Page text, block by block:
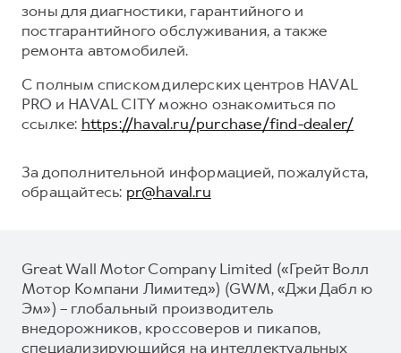
зоны для диагностики, гарантийного и
постгарантийного обслуживания, а также
ремонта автомобилей.
С полным списком дилерских центров HAVAL
PRO и HAVAL CITY можно ознакомиться по
ссылке: https://haval.ru/purchase/find-dealer/
За дополнительной информацией, пожалуйста,
обращайтесь: pr@haval.ru
Great Wall Motor Company Limited («Грейт Волл
Мотор Компани Лимитед») (GWM, «Джи Дабл ю
Эм») – глобальный производитель
внедорожников, кроссоверов и пикапов,
специализирующийся на интеллектуальных